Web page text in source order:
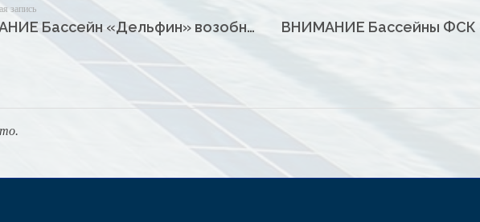
запись
ВНИМАНИЕ Бассейн «Дельфин» возобновляет свою работу!